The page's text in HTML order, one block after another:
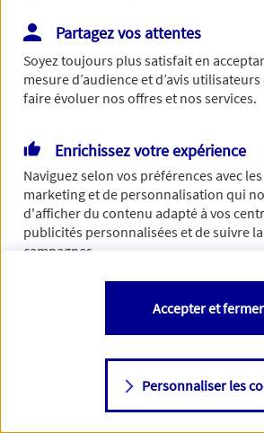
Toutes nos excuses, une erreur
de traiter votre demande. N'hésitez
formulaire dans quelques
Si besoin, vous pouvez nous joindre
contact.
> Nous contacter
Partagez vos attentes
Soyez toujours plus satisfait en
mesure d’audience et d’avis
faire évoluer nos offres et nos services.
Enrichissez votre expérience
Naviguez selon vos préférences avec les
marketing et de personnalisation qui
d'afficher du contenu adapté à vos
publicités personnalisées et de suivre
campagnes.
Vous êtes libre de les accepter, de les
changer d'avis à tout moment en allant sur
Consulter notre politique decookies
Personnaliser les
Accepter et fermer